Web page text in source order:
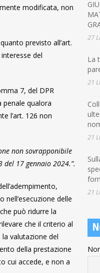
modificata, non
previsto all’art.
del
7, del DPR
penale qualora
l’art. 126 non
non sovrapponibile
17 gennaio 2024.”.
nell’esecuzione delle
può ridurre la
che il criterio al
valutazione del
della prestazione
cui accede, e non a
27
La
21
21
21